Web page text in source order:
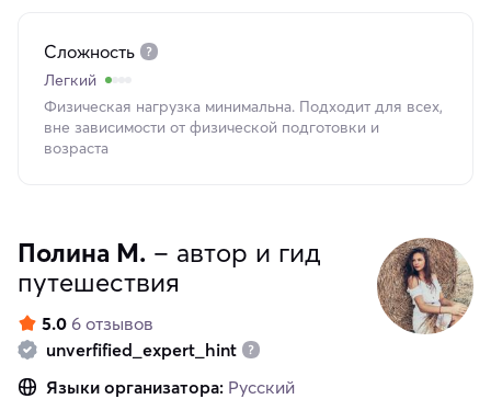
Сложность
Легкий
Физическая нагрузка минимальна. Подходит для всех,
вне зависимости от физической подготовки и
возраста
Полина М. – автор и гид
путешествия
5.0 6 отзывов
unverfified_expert_hint
Языки организатора: Русский